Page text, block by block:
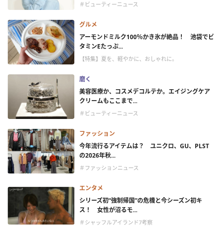
＃ビューティーニュース
グルメ
アーモンドミルク100％かき氷が絶品！ 池袋でビ
タミンEたっぷ...
【特集】夏を、軽やかに、おしゃれに。
磨く
美容医療か、コスメデコルテか。エイジングケア
クリームもここまで...
＃ビューティーニュース
ファッション
今年流行るアイテムは？ ユニクロ、GU、PLST
の2026年秋...
＃ファッションニュース
エンタメ
シリーズ初“強制帰国”の危機と今シーズン初キ
ス！ 女性が沼るモ...
＃シャッフルアイランド7考察